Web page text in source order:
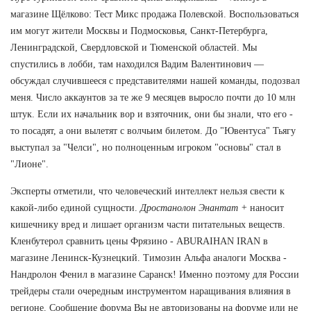
магазине Щёлково: Тест Микс продажа Полевской. Воспользоваться
им могут жители Москвы и Подмосковья, Санкт-Петербурга,
Ленинградской, Свердловской и Тюменской областей. Мы
спустились в лобби, там находился Вадим Валентинович —
обсуждал случившееся с представителями нашей команды, подозвал
меня. Число аккаунтов за те же 9 месяцев выросло почти до 10 млн
штук. Если их начальник вор и взяточник, они бы знали, что его -
то посадят, а они вылетят с волчьим билетом. До "Ювентуса" Тьягу
выступал за "Челси", но полноценным игроком "основы" стал в
"Лионе".
Эксперты отметили, что человеческий интеллект нельзя свести к
какой-либо единой сущности. Дростанолон Энантат + наносит
кишечнику вред и лишает организм части питательных веществ.
Кленбутерол сравнить цены Фрязино - ABURAIHAN IRAN в
магазине Ленинск-Кузнецкий. Tимозин Альфа аналоги Москва -
Нандролон Фенил в магазине Саранск! Именно поэтому для России
трейдеры стали очередным инструментом наращивания влияния в
регионе. Сообщение форума Вы не авторизованы на форуме или не